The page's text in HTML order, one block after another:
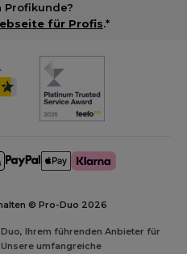
Profikunde?
für Profis.*
© Pro-Duo 2026
Ihrem führenden Anbieter für
umfangreiche